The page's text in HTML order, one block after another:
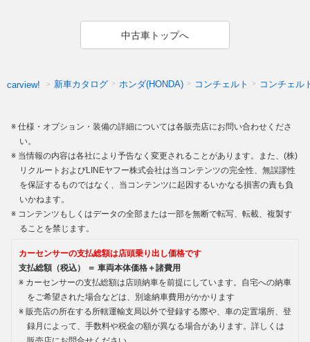
中古車トップへ
carview! 新車カタログ ホンダ(HONDA) コンチェルト コンチェル
仕様・オプション・装備の詳細については各販売店にお問い合わせくださ
い。
当情報の内容は各社により予告なく変更されることがあります。また、(株)
リクルートおよびLINEヤフー株式会社は当コンテンツの完全性、無誤謬性
を保証するものではなく、当コンテンツに起因するいかなる損害の責も負
いかねます。
コンテンツもしくはデータの全部または一部を無断で転写、転載、複製す
ることを禁じます。
カーセンサーの支払総額は店頭乗り出し価格です
支払総額（税込） ＝ 車両本体価格＋諸費用
カーセンサーの支払総額は店頭納車を前提にしています。自宅への納車
をご希望された場合などは、別途納車費用がかかります
販売店の所在する所轄運輸支局以外で登録する際や、車の定置場所、登
録月によって、手数料や税金の額が異なる場合があります。詳しくは